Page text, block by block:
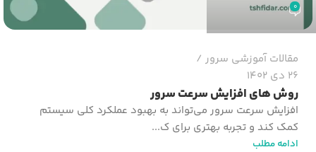
0
مقالات آموزشی سرور
26 دی 1402
روش های افزایش سرعت سرور
افزایش سرعت سرور می‌تواند به بهبود عملکرد کلی سیستم
کمک کند و تجربه بهتری برای ک...
ادامه مطلب